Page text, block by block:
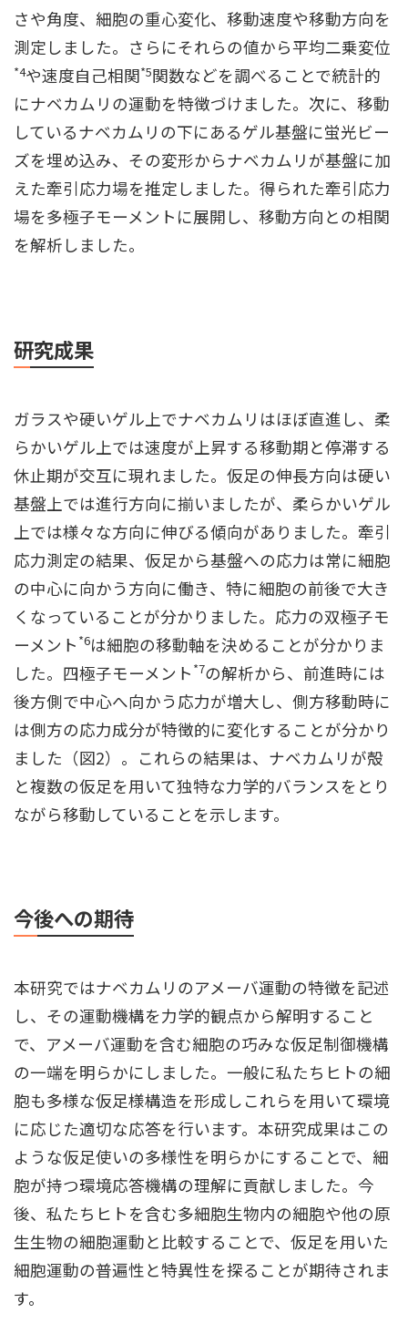
さや角度、細胞の重心変化、移動速度や移動方向を
測定しました。さらにそれらの値から平均二乗変位
*4や速度自己相関*5関数などを調べることで統計的
にナベカムリの運動を特徴づけました。次に、移動
しているナベカムリの下にあるゲル基盤に蛍光ビー
ズを埋め込み、その変形からナベカムリが基盤に加
えた牽引応力場を推定しました。得られた牽引応力
場を多極子モーメントに展開し、移動方向との相関
を解析しました。
研究成果
ガラスや硬いゲル上でナベカムリはほぼ直進し、柔
らかいゲル上では速度が上昇する移動期と停滞する
休止期が交互に現れました。仮足の伸長方向は硬い
基盤上では進行方向に揃いましたが、柔らかいゲル
上では様々な方向に伸びる傾向がありました。牽引
応力測定の結果、仮足から基盤への応力は常に細胞
の中心に向かう方向に働き、特に細胞の前後で大き
くなっていることが分かりました。応力の双極子モ
ーメント *6は細胞の移動軸を決めることが分かりま
した。四極子モーメント *7の解析から、前進時には
後方側で中心へ向かう応力が増大し、側方移動時に
は側方の応力成分が特徴的に変化することが分かり
ました（図2）。これらの結果は、ナベカムリが殻
と複数の仮足を用いて独特な力学的バランスをとり
ながら移動していることを示します。
今後への期待
本研究ではナベカムリのアメーバ運動の特徴を記述
し、その運動機構を力学的観点から解明すること
で、アメーバ運動を含む細胞の巧みな仮足制御機構
の一端を明らかにしました。一般に私たちヒトの細
胞も多様な仮足様構造を形成しこれらを用いて環境
に応じた適切な応答を行います。本研究成果はこの
ような仮足使いの多様性を明らかにすることで、細
胞が持つ環境応答機構の理解に貢献しました。今
後、私たちヒトを含む多細胞生物内の細胞や他の原
生生物の細胞運動と比較することで、仮足を用いた
細胞運動の普遍性と特異性を探ることが期待されま
す。